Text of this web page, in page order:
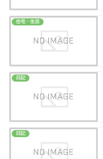
住宅・生活
日記
日記